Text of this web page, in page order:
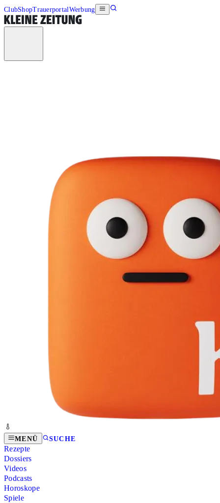
ClubShopTrauerportalWerbung
MENÜ SUCHE
Rezepte
Dossiers
Videos
Podcasts
Horoskope
Spiele